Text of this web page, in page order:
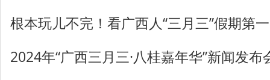
根本玩儿不完！看广西人“三月三”假期第
2024年“广西三月三·八桂嘉年华”新闻发布